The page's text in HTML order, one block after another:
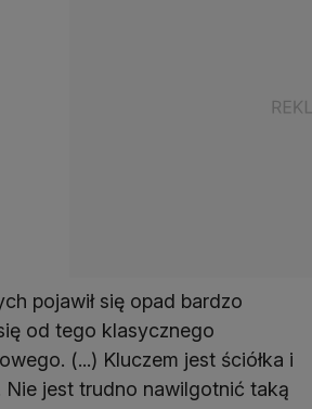
pojawił się opad bardzo
od tego klasycznego
(...) Kluczem jest ściółka i
Nie jest trudno nawilgotnić taką